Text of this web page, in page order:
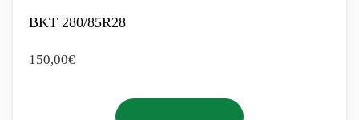
BKT 280/85R28
150,00€